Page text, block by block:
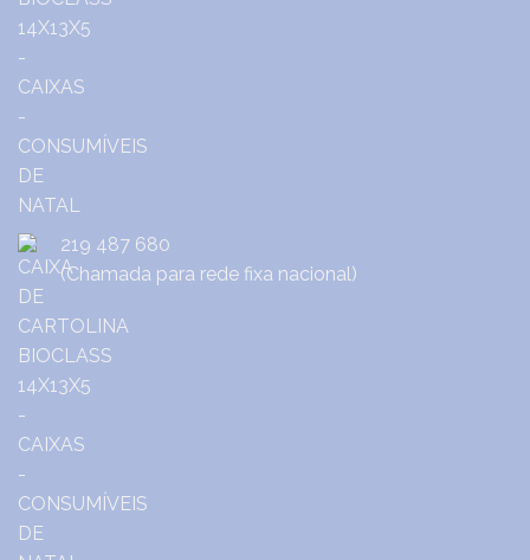
219 487 680
(Chamada para rede fixa nacional)